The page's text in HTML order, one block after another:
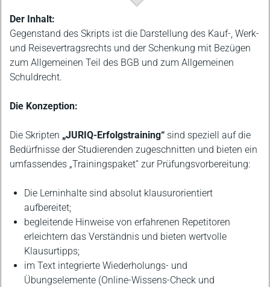
Beschreibung
Der Inhalt:
Gegenstand des Skripts ist die Darstellung des Kauf-, Werk-
und Reisevertragsrechts und der Schenkung mit Bezügen
zum Allgemeinen Teil des BGB und zum Allgemeinen
Schuldrecht.
Die Konzeption:
Die Skripten „JURIQ-Erfolgstraining“ sind speziell auf die
Bedürfnisse der Studierenden zugeschnitten und bieten ein
umfassendes „Trainingspaket“ zur Prüfungsvorbereitung:
Die Lerninhalte sind absolut klausurorientiert
aufbereitet;
begleitende Hinweise von erfahrenen Repetitoren
erleichtern das Verständnis und bieten wertvolle
Klausurtipps;
im Text integrierte Wiederholungs- und
Übungselemente (Online-Wissens-Check und